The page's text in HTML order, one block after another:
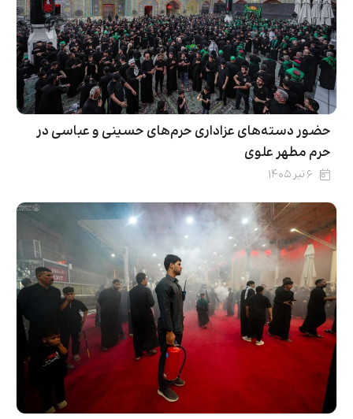
حضور دسته‌های عزاداری حرم‌های حسینی و عباسی در
حرم مطهر علوی
۶ تیر ۱۴۰۵